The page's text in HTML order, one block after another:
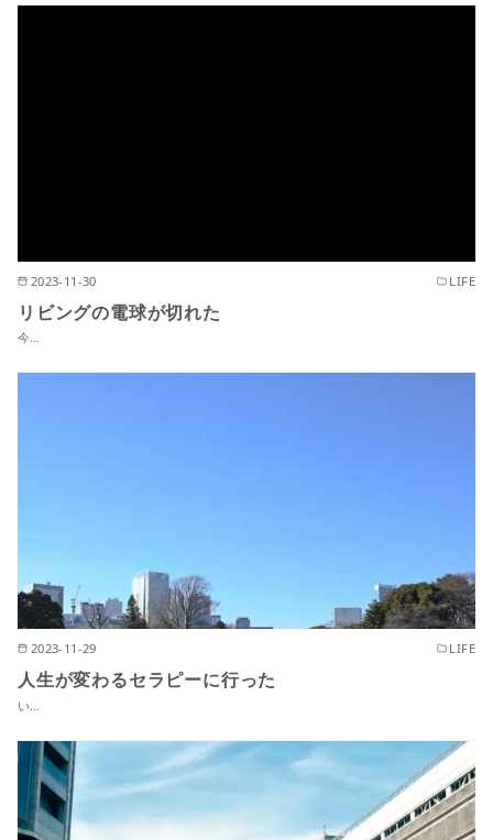
2023-11-30 LIFE
リビングの電球が切れた
今…
2023-11-29 LIFE
人生が変わるセラピーに行った
い…